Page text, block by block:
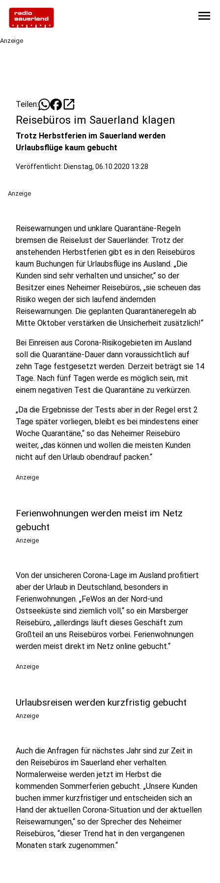
menu
Anzeige
Teilen: open_in_new
Reisebüros im Sauerland klagen
Trotz Herbstferien im Sauerland werden
Urlaubsflüge kaum gebucht
Veröffentlicht: Dienstag, 06.10.2020 13:28
Anzeige
Reisewarnungen und unklare Quarantäne-Regeln
bremsen die Reiselust der Sauerländer. Trotz der
anstehenden Herbstferien gibt es in den Reisebüros
kaum Buchungen für Urlaubsflüge ins Ausland. „Die
Kunden sind sehr verhalten und unsicher,“ so der
Besitzer eines Neheimer Reisebüros, „sie scheuen das
Risiko wegen der sich laufend ändernden
Reisewarnungen. Die geplanten Quarantäneregeln ab
Mitte Oktober verstärken die Unsicherheit zusätzlich!“
Bei Einreisen aus Corona-Risikogebieten im Ausland
soll die Quarantäne-Dauer dann voraussichtlich auf
zehn Tage festgesetzt werden. Derzeit beträgt sie 14
Tage. Nach fünf Tagen werde es möglich sein, mit
einem negativen Test die Quarantäne zu verkürzen.
„Da die Ergebnisse der Tests aber in der Regel erst 2
Tage später vorliegen, bleibt es bei mindestens einer
Woche Quarantäne,“ so das Neheimer Reisebüro
weiter, „das können und wollen die meisten Kunden
nicht auf den Urlaub obendrauf packen.“
Anzeige
Ferienwohnungen werden meist im Netz
gebucht
Anzeige
Von der unsicheren Corona-Lage im Ausland profitiert
aber der Urlaub in Deutschland, besonders in
Ferienwohnungen. „FeWos an der Nord-und
Ostseeküste sind ziemlich voll,“ so ein Marsberger
Reisebüro, „allerdings läuft dieses Geschäft zum
Großteil an uns Reisebüros vorbei. Ferienwohnungen
werden meist direkt im Netz online gebucht.“
Anzeige
Urlaubsreisen werden kurzfristig gebucht
Anzeige
Auch die Anfragen für nächstes Jahr sind zur Zeit in
den Reisebüros im Sauerland eher verhalten.
Normalerweise werden jetzt im Herbst die
kommenden Sommerferien gebucht. „Unsere Kunden
buchen immer kurzfristiger und entscheiden sich an
Hand der aktuellen Corona-Situation und der aktuellen
Reisewarnungen,“ so der Sprecher des Neheimer
Reisebüros, “dieser Trend hat in den vergangenen
Monaten stark zugenommen.“